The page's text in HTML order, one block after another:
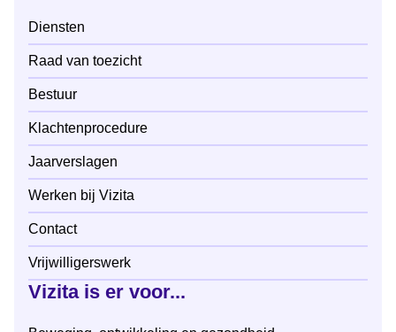
Diensten
Raad van toezicht
Bestuur
Klachtenprocedure
Jaarverslagen
Werken bij Vizita
Contact
Vrijwilligerswerk
Vizita is er voor...